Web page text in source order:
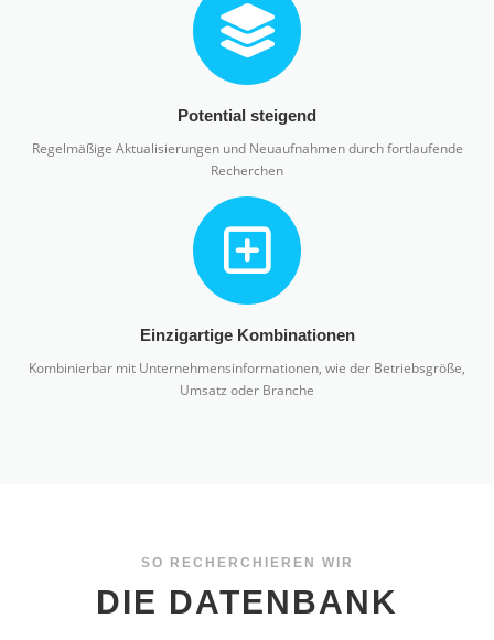
Potential steigend
Regelmäßige Aktualisierungen und Neuaufnahmen durch fortlaufende
Recherchen
Einzigartige Kombinationen
Kombinierbar mit Unternehmensinformationen, wie der Betriebsgröße,
Umsatz oder Branche
SO RECHERCHIEREN WIR
DIE DATENBANK